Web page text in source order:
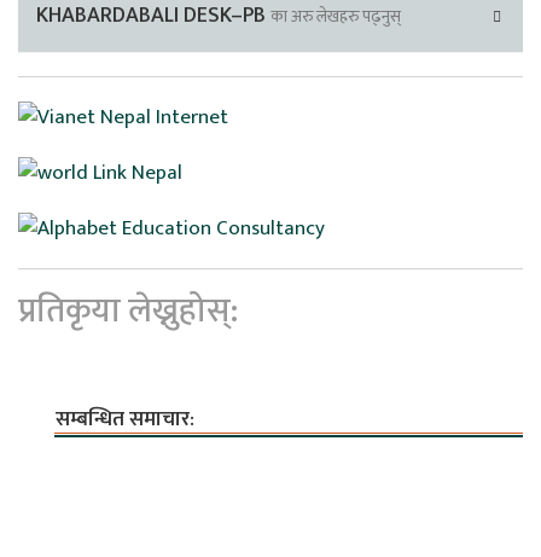
KHABARDABALI DESK–PB का अरु लेखहरु पढ्नुस्
प्रतिकृया लेख्नुहोस्:
सम्बन्धित समाचार: